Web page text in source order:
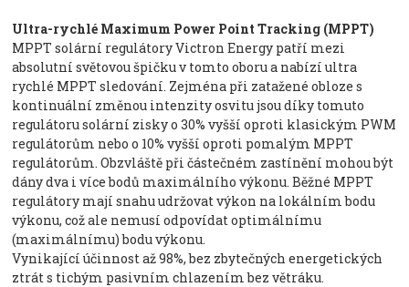
Ultra-rychlé Maximum Power Point Tracking (MPPT)
MPPT solární regulátory Victron Energy patří mezi
absolutní světovou špičku v tomto oboru a nabízí ultra
rychlé MPPT sledování. Zejména při zatažené obloze s
kontinuální změnou intenzity osvitu jsou díky tomuto
regulátoru solární zisky o 30% vyšší oproti klasickým PWM
regulátorům nebo o 10% vyšší oproti pomalým MPPT
regulátorům. Obzvláště při částečném zastínění mohou být
dány dva i více bodů maximálního výkonu. Běžné MPPT
regulátory mají snahu udržovat výkon na lokálním bodu
výkonu, což ale nemusí odpovídat optimálnímu
(maximálnímu) bodu výkonu.
Vynikající účinnost až 98%, bez zbytečných energetických
ztrát s tichým pasivním chlazením bez větráku.